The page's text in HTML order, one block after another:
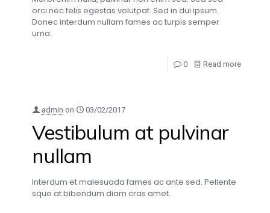
orci nec felis egestas volutpat. Sed in dui ipsum.
Donec interdum nullam fames ac turpis semper
urna.
0 Read more
admin on 03/02/2017
Vestibulum at pulvinar
nullam
Interdum et malesuada fames ac ante sed. Pellente
sque at bibendum diam cras amet.